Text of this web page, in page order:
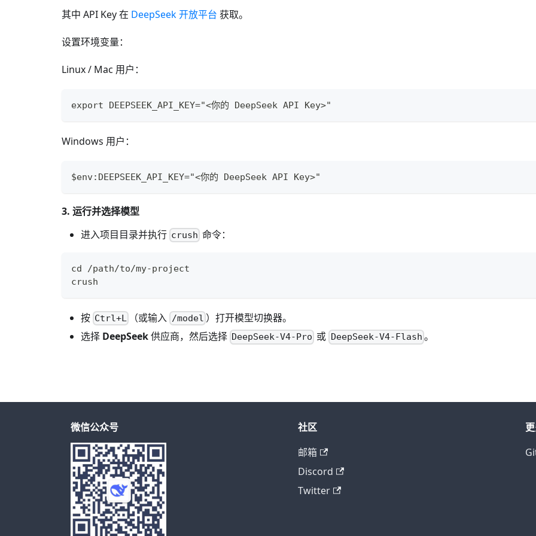
其中 API Key 在 DeepSeek 开放平台 获取。
设置环境变量：
Linux / Mac 用户：
export DEEPSEEK_API_KEY="<你的 DeepSeek API Key>"
Windows 用户：
$env:DEEPSEEK_API_KEY="<你的 DeepSeek API Key>"
3. 运行并选择模型
进入项目目录并执行 crush 命令：
cd /path/to/my-project
crush
按 Ctrl+L （或输入 /model ）打开模型切换器。
选择 DeepSeek供应商，然后选择 DeepSeek-V4-Pro 或 DeepSeek-V4-Flash 。
微信公众号
社区
邮箱
Discord
Twitter